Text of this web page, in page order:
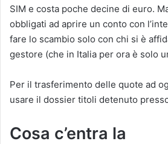
SIM e costa poche decine di euro.
obbligati ad aprire un conto con
fare lo scambio solo con chi si è
gestore (che in Italia per ora è solo
Per il trasferimento delle quote ad
usare il dossier titoli detenuto
Cosa c’entra la